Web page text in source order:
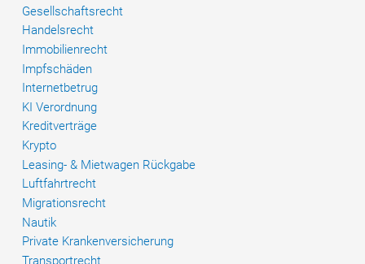
Gesellschaftsrecht
Handelsrecht
Immobilienrecht
Impfschäden
Internetbetrug
KI Verordnung
Kreditverträge
Krypto
Leasing- & Mietwagen Rückgabe
Luftfahrtrecht
Migrationsrecht
Nautik
Private Krankenversicherung
Transportrecht